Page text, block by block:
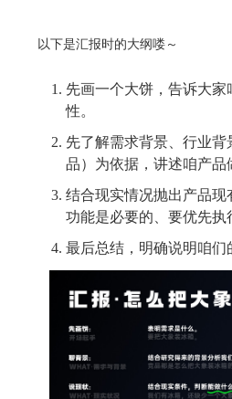
以下是汇报时的大纲喽～
先画一个大饼，告诉大
性。
先了解需求背景、行业
品）为依据，讲述咱产品
结合现实情况抛出产品
功能是必要的、要优先执
最后总结，明确说明咱们